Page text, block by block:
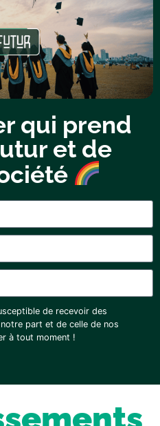
qui prend
et de
de recevoir des
part et de celle de nos
à tout moment !